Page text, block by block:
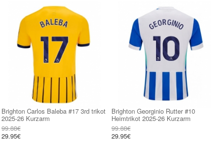
Brighton Carlos Baleba #17 3rd trikot
2025-26 Kurzarm
99.88€
29.95€
Brighton Georginio Rutter #10
Heimtrikot 2025-26 Kurzarm
99.88€
29.95€